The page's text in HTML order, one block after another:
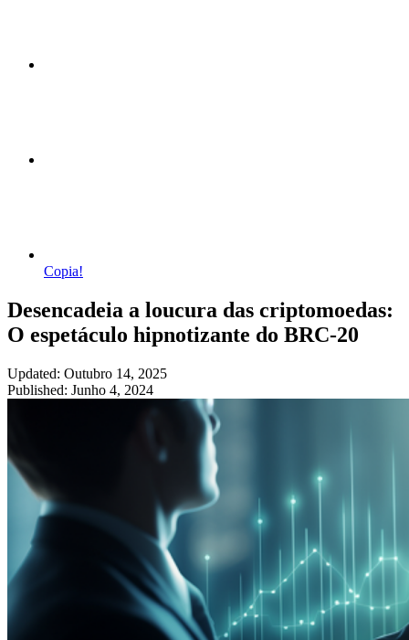
Copia!
Desencadeia a loucura das criptomoedas:
O espetáculo hipnotizante do BRC-20
Updated: Outubro 14, 2025
Published: Junho 4, 2024